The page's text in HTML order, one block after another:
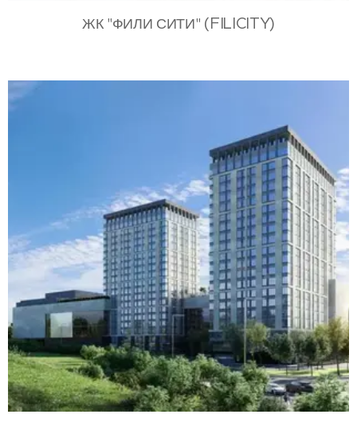
ЖК "ФИЛИ СИТИ" (FILICITY)